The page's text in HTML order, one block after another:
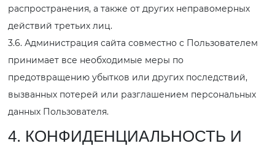
распространения, а также от других неправомерных
действий третьих лиц.
3.6. Администрация сайта совместно с Пользователем
принимает все необходимые меры по
предотвращению убытков или других последствий,
вызванных потерей или разглашением персональных
данных Пользователя.
4. КОНФИДЕНЦИАЛЬНОСТЬ И